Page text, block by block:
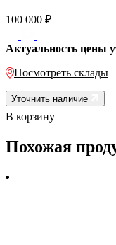
100 000 ₽
Актуальность цены
Посмотреть склады
Уточнить наличие
В корзину
Похожая